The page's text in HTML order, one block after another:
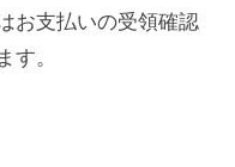
お支払いの受領確認
す。